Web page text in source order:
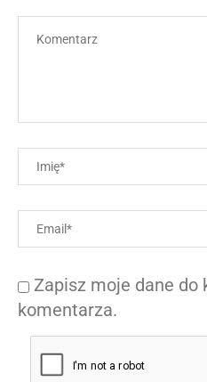
Zapisz moje dane do
komentarza.